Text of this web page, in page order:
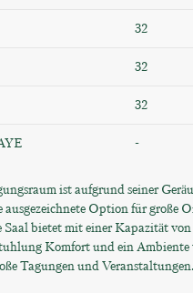
32
32
32
-
ist aufgrund seiner
ausgezeichnete Option für große
Saal bietet mit einer Kapazität
Komfort und ein Ambiente
Tagungen und Veranstaltungen.